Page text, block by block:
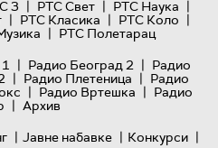
3 | РТС Свет | РТС Наука |
| РТС Класика | РТС Коло |
| РТС Полетарац
| Радио Београд 2 | Радио
| Радио Плетеница | Радио
| Радио Вртешка | Радио
| Архив
| Јавне набавке | Конкурси |